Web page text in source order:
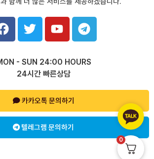
F
a
c
b
o
T
w
i
t
e
r
Y
o
u
u
b
e
T
e
l
g
a
- SUN 24:00 HOURS
24시간 빠른상담
카카오톡 문의하기
텔레그램 문의하기
0